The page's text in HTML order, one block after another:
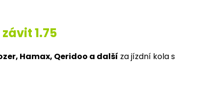
1.75
Hamax, Qeridoo a další za jízdní kola s